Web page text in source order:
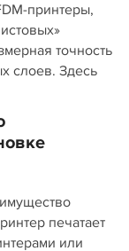
точность
слоев. Здесь
печатает
или